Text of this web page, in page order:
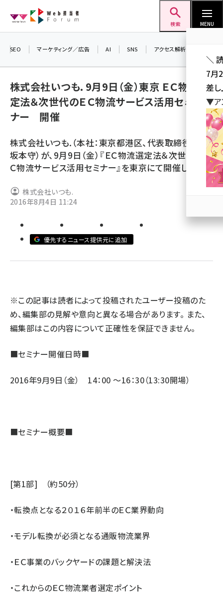
ン
検索 MENU
seo (3516)
youtube (2420)
note (2308)
セミナー (2296)
z世代 (1617)
meo (1274)
llmo (1155)
SEO マーケティング／広告 AI SNS アクセス解析／データ分析
株式会社いつも．9月9日（金）東京 ＥＣ物流選
定法＆次世代のＥＣ物流サービス活用セミ
ナー 開催
株式会社いつも.（本社：東京都港区、代表取締役社長：
坂本守）が、9月9日（金）『ＥＣ物流選定法＆次世代のＥ
Ｃ物流サービス活用セミナー』を東京にて開催します。
株式会社いつも.
2016年8月4日 11:24
優先するニュース提供元に追加
※この記事は読者によって投稿されたユーザー投稿のた
め、編集部の見解や意向と異なる場合があります。 また、
編集部はこの内容について正確性を保証できません。
■セミナー開催日時■
2016年9月9日（金） 14：00 ～16：30（13:30開場）
■セミナー概要■
[第1部] （約50分）
・転換点となる２０１６年前半のＥＣ業界動向
・モデル転換が必須となる通販物流業界
・ＥＣ事業のバックヤードの課題と解決法
・これからのＥＣ物流業者選定ポイント
＼
7月
差し
▼ア